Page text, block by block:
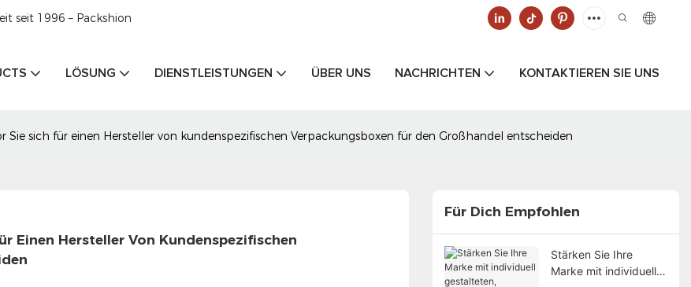
seit 1996 – Packshion
LÖSUNG DIENSTLEISTUNGEN ÜBER UNS NACHRICHTEN KONTAKTIEREN SIE UNS
Sie sich für einen Hersteller von kundenspezifischen Verpackungsboxen für den Großhandel entscheiden
Einen Hersteller Von Kundenspezifischen
Für Dich Empfohlen
Stärken Sie Ihre
Marke mit individuell